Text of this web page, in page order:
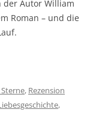
der Autor William
Roman – und die
, Rezension
,